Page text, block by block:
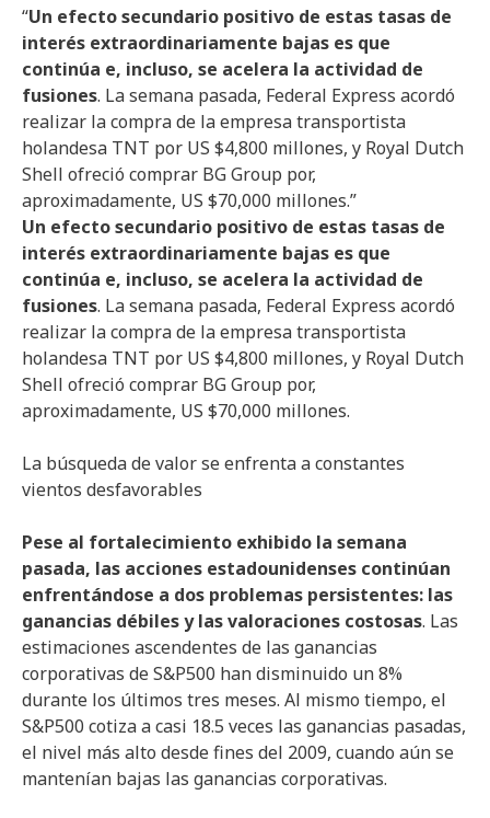
“Un efecto secundario positivo de estas tasas de
interés extraordinariamente bajas es que
continúa e, incluso, se acelera la actividad de
fusiones. La semana pasada, Federal Express acordó
realizar la compra de la empresa transportista
holandesa TNT por US $4,800 millones, y Royal Dutch
Shell ofreció comprar BG Group por,
aproximadamente, US $70,000 millones.”
Un efecto secundario positivo de estas tasas de
interés extraordinariamente bajas es que
continúa e, incluso, se acelera la actividad de
fusiones. La semana pasada, Federal Express acordó
realizar la compra de la empresa transportista
holandesa TNT por US $4,800 millones, y Royal Dutch
Shell ofreció comprar BG Group por,
aproximadamente, US $70,000 millones.
La búsqueda de valor se enfrenta a constantes
vientos desfavorables
Pese al fortalecimiento exhibido la semana
pasada, las acciones estadounidenses continúan
enfrentándose a dos problemas persistentes: las
ganancias débiles y las valoraciones costosas. Las
estimaciones ascendentes de las ganancias
corporativas de S&P500 han disminuido un 8%
durante los últimos tres meses. Al mismo tiempo, el
S&P500 cotiza a casi 18.5 veces las ganancias pasadas,
el nivel más alto desde fines del 2009, cuando aún se
mantenían bajas las ganancias corporativas.